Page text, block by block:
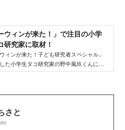
ウィンが来た！」で注目の小学
研究家に取材！
ウィンが来た！子ども研究者スペシャル」
た小学生タコ研究家の野中風玖くんにイ
さと